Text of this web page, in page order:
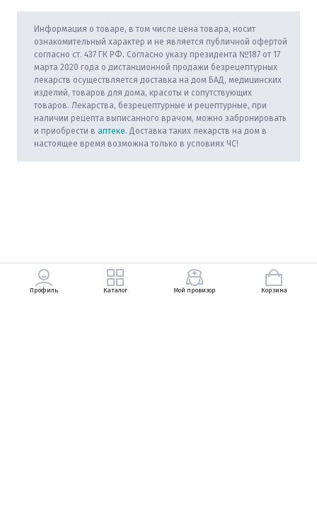
Информация о товаре, в том числе цена товара, носит
ознакомительный характер и не является публичной офертой
согласно ст. 437 ГК РФ. Согласно указу президента №187 от 17
марта 2020 года о дистанционной продажи безрецептурных
лекарств осуществляется доставка на дом БАД, медицинских
изделий, товаров для дома, красоты и сопутствующих
товаров. Лекарства, безрецептурные и рецептурные, при
наличии рецепта выписанного врачом, можно забронировать
и приобрести в аптеке. Доставка таких лекарств на дом в
настоящее время возможна только в условиях ЧС!
Профиль Каталог Мой провизор Корзина